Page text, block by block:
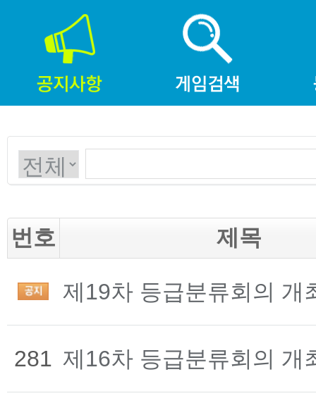
번호 제목
제19차 등급분류회의 개
281 제16차 등급분류회의 개